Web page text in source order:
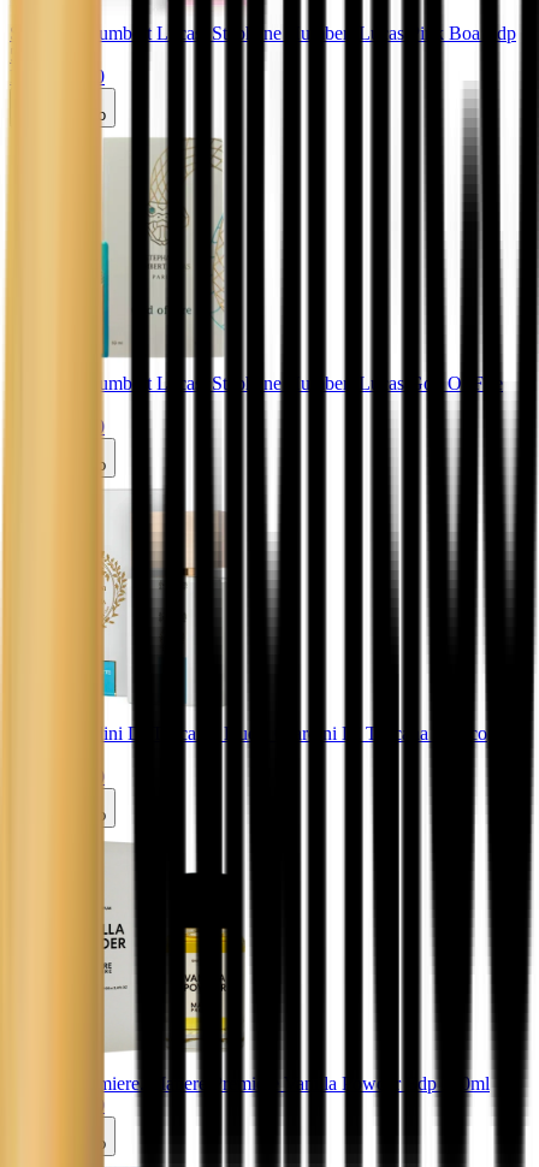
Stephane Humbert Lucas
. Stephane Humbert Lucas Pink Boa Edp
R$ 1.450,00
Carrinho
Stephane Humbert Lucas
. Stephane Humbert Lucas God Of Fire
R$ 1.490,00
Carrinho
Ducci Giardini Di Toscana
. Ducci Giardini Di Toscana Bianco
R$ 1.149,00
Carrinho
Matiere Premiere . Matiere Premiere Vanilla Powder Edp 100ml
R$ 2.089,00
Carrinho